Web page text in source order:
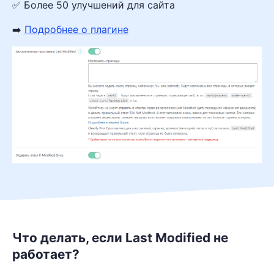
✅ Более 50 улучшений для сайта
➡️ Подробнее о плагине
Что делать, если Last Modified не
работает?